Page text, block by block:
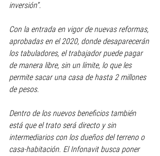
inversión”.
Con la entrada en vigor de nuevas reformas,
aprobadas en el 2020, donde desaparecerán
los tabuladores, el trabajador puede pagar
de manera libre, sin un límite, lo que les
permite sacar una casa de hasta 2 millones
de pesos.
Dentro de los nuevos beneficios también
está que el trato será directo y sin
intermediarios con los dueños del terreno o
casa-habitación. El Infonavit busca poner